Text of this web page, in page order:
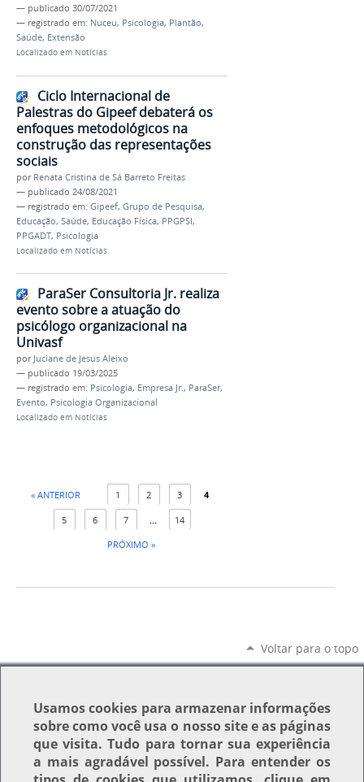
— publicado 30/07/2021
— registrado em: Nuceu, Psicologia, Plantão,
Saúde, Extensão
Localizado em Notícias
Ciclo Internacional de
Palestras do Gipeef debaterá os
enfoques metodológicos na
construção das representações
sociais
por Renata Cristina de Sá Barreto Freitas
— publicado 24/08/2021
— registrado em: Gipeef, Grupo de Pesquisa,
Educação, Saúde, Educação Física, PPGPSI,
PPGADT, Psicologia
Localizado em Notícias
ParaSer Consultoria Jr. realiza
evento sobre a atuação do
psicólogo organizacional na
Univasf
por Juciane de Jesus Aleixo
— publicado 19/03/2025
— registrado em: Psicologia, Empresa Jr., ParaSer,
Evento, Psicologia Organizacional
Localizado em Notícias
« ANTERIOR 1 2 3 4
5 6 7 ...
14
PRÓXIMO »
Voltar para o topo
Usamoscookies para armazenar informações
sobre como você usa o nosso site e as páginas
que visita. Tudo para tornar sua experiência
a mais agradável possível. Para entender os